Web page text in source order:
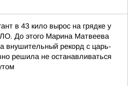
в 43 кило вырос на грядке у
До этого Марина Матвеева
внушительный рекорд с царь-
решила не останавливаться